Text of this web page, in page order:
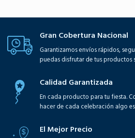
Gran Cobertura Nacional
Garantizamos envíos rápidos,
puedas disfrutar de tus productos
Calidad Garantizada
En cada producto para tu fiesta.
hacer de cada celebración algo
El Mejor Precio